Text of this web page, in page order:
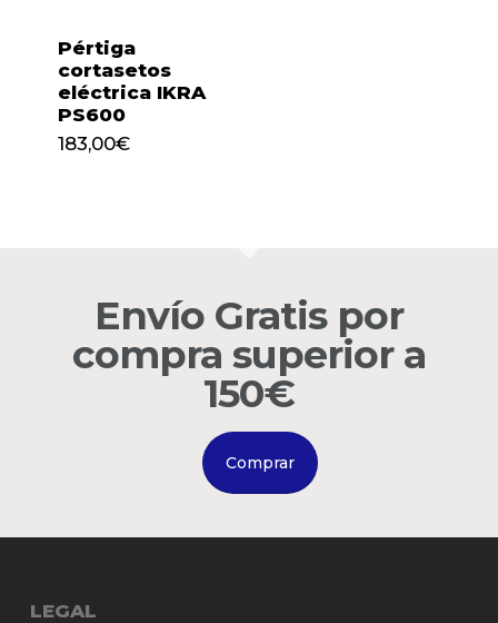
Go to shop
Pértiga
cortasetos
eléctrica IKRA
PS600
183,00€
183,00
Envío Gratis por
compra superior a
150€
Comprar
LEGAL